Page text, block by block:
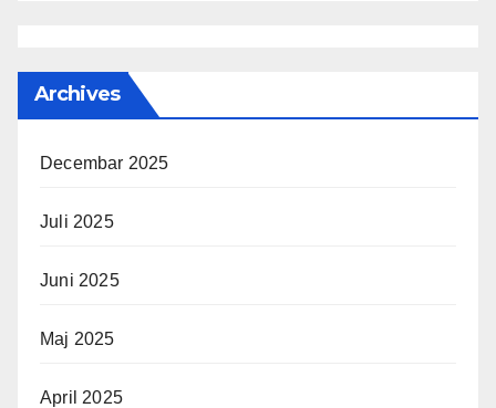
Archives
Decembar 2025
Juli 2025
Juni 2025
Maj 2025
April 2025